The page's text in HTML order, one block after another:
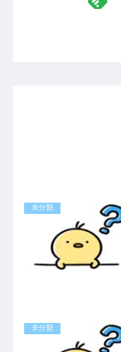
未分類
未分類